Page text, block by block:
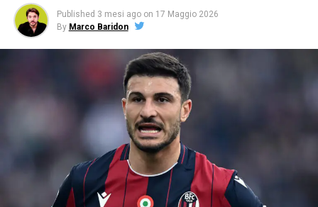
Published 3 mesi ago on 17 Maggio 2026
By Marco Baridon